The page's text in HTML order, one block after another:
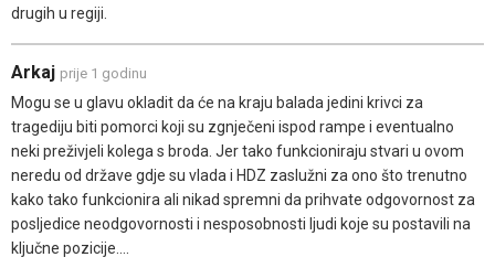
drugih u regiji.
Arkaj prije 1 godinu
Mogu se u glavu okladit da će na kraju balada jedini krivci za
tragediju biti pomorci koji su zgnječeni ispod rampe i eventualno
neki preživjeli kolega s broda. Jer tako funkcioniraju stvari u ovom
neredu od države gdje su vlada i HDZ zaslužni za ono što trenutno
kako tako funkcionira ali nikad spremni da prihvate odgovornost za
posljedice neodgovornosti i nesposobnosti ljudi koje su postavili na
ključne pozicije....